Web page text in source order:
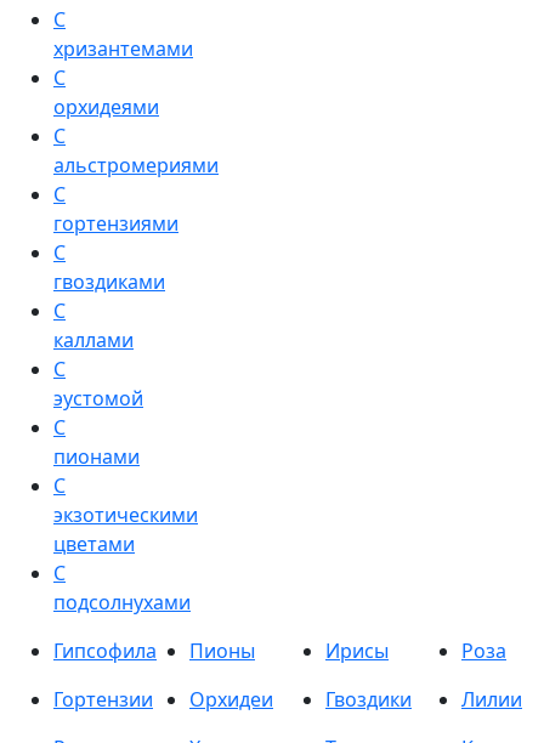
С
хризантемами
С
орхидеями
С
альстромериями
С
гортензиями
С
гвоздиками
С
каллами
С
эустомой
С
пионами
С
экзотическими
цветами
С
подсолнухами
Гипсофила
Пионы Ирисы
Роза
Гортензии
Орхидеи Гвоздики
Лилии